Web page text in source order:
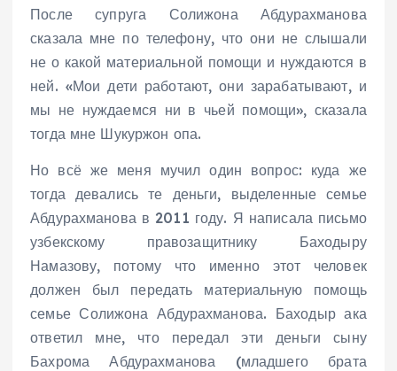
После супруга Солижона Абдурахманова
сказала мне по телефону, что они не слышали
не о какой материальной помощи и нуждаются в
ней. «Мои дети работают, они зарабатывают, и
мы не нуждаемся ни в чьей помощи», сказала
тогда мне Шукуржон опа.
Но всё же меня мучил один вопрос: куда же
тогда девались те деньги, выделенные семье
Абдурахманова в 2011 году. Я написала письмо
узбекскому правозащитнику Баходыру
Намазову, потому что именно этот человек
должен был передать материальную помощь
семье Солижона Абдурахманова. Баходыр ака
ответил мне, что передал эти деньги сыну
Бахрома Абдурахманова (младшего брата